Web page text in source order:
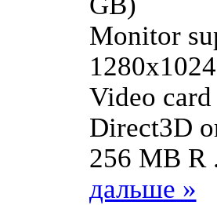
Monitor
Video
Direct3D
256 MB R
дальше »